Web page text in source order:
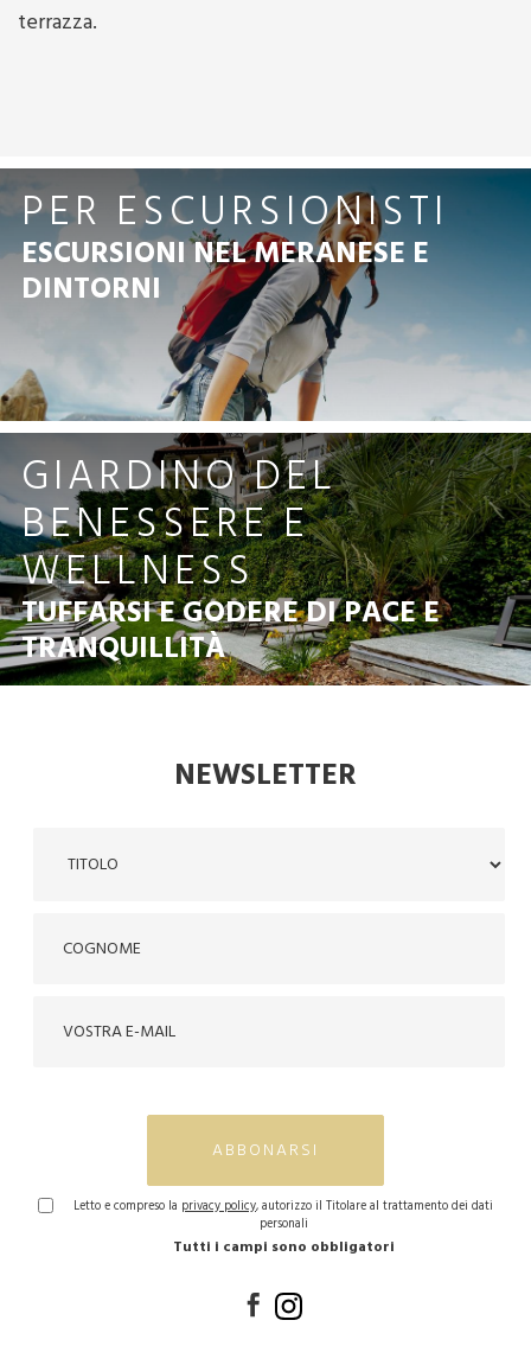
terrazza.
PER ESCURSIONISTI
ESCURSIONI NEL MERANESE E
DINTORNI
GIARDINO DEL
BENESSERE E
WELLNESS
TUFFARSI E GODERE DI PACE E
TRANQUILLITÀ
NEWSLETTER
ABBONARSI
Letto e compreso la privacy policy, autorizzo il Titolare al trattamento dei dati
personali
Tutti i campi sono obbligatori